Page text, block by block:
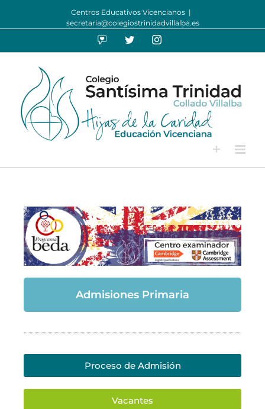
Centros Educativos Vicencianos |
secretaria@colegiostrinidadvillalba.es
Admisiones Primaria
Proceso de Admisión
Vacantes